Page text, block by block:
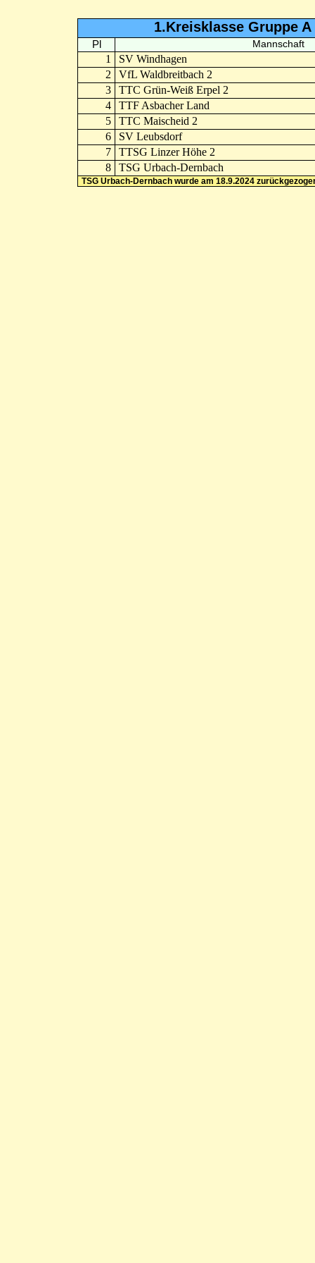
1.Kreisklasse Gruppe
Pl Mannschaft
1
SV Windhagen
2
VfL Waldbreitbach 2
3
TTC Grün-Weiß Erpel 2
4
TTF Asbacher Land
5
TTC Maischeid 2
6
SV Leubsdorf
7
TTSG Linzer Höhe 2
8
TSG Urbach-Dernbach
TSG Urbach-Dernbach wurde am 18.9.2024